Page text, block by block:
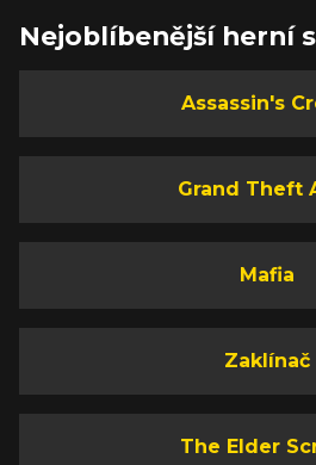
Nejoblíbenější herní
Assassin's
Grand Theft
Mafia
Zaklínač
The Elder